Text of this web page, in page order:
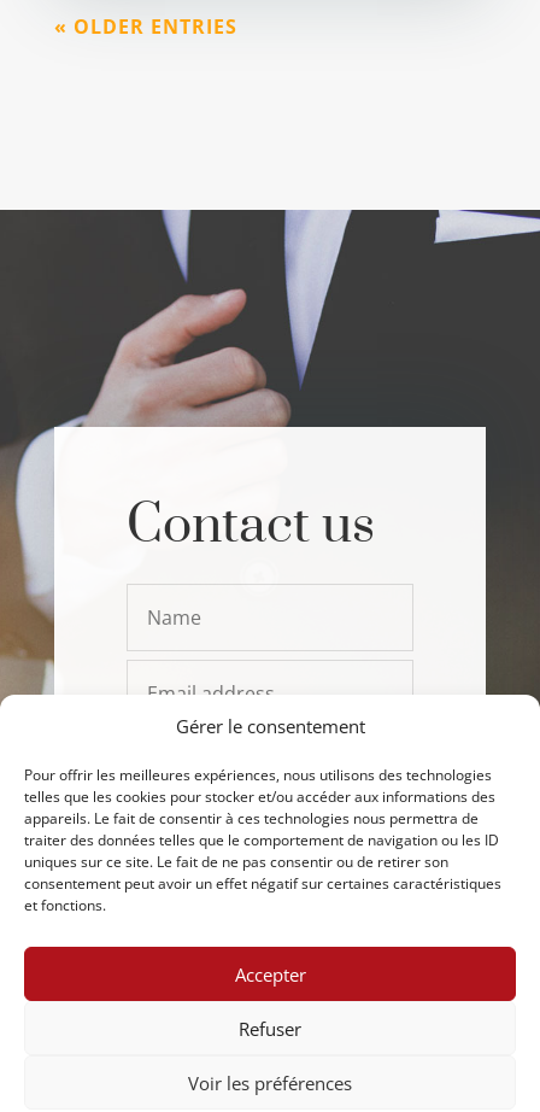
Gérer le consentement
Pour offrir les meilleures expériences, nous utilisons des technologies
telles que les cookies pour stocker et/ou accéder aux informations des
appareils. Le fait de consentir à ces technologies nous permettra de
traiter des données telles que le comportement de navigation ou les ID
uniques sur ce site. Le fait de ne pas consentir ou de retirer son
consentement peut avoir un effet négatif sur certaines caractéristiques
et fonctions.
Accepter
Refuser
Voir les préférences
« OLDER ENTRIES
Contact us
SEND